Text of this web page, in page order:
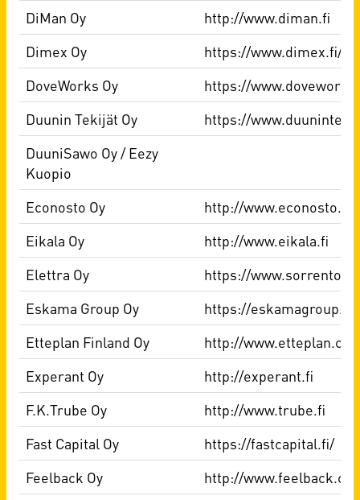
DiMan Oy
http://www.diman.fi
Dimex Oy
https://www.dimex.fi/
DoveWorks Oy
https://
Duunin Tekijät Oy
https://
DuuniSawo Oy / Eezy
Kuopio
Econosto Oy
http://www.econosto.fi
Eikala Oy
http://www.eikala.fi
Elettra Oy
https://www.sorrento.fi/
Eskama Group Oy
https://eskamagroup.fi/
Etteplan Finland Oy
http://
Experant Oy
http://experant.fi
F.K.Trube Oy
http://www.trube.fi
Fast Capital Oy
https://fastcapital.fi/
Feelback Oy
http://